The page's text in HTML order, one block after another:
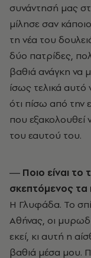
συνάντησή μας
μίλησε σαν
τη νέα του
δύο πατρίδες,
βαθιά ανάγκη να
ίσως τελικά αυτό
ότι πίσω από την
που εξακολουθεί
του εαυτού του.
― Ποιο είναι το
σκεπτόμενος τα
Η Γλυφάδα. Το
Αθήνας, οι
εκεί, κι αυτή η
βαθιά μέσα μου.